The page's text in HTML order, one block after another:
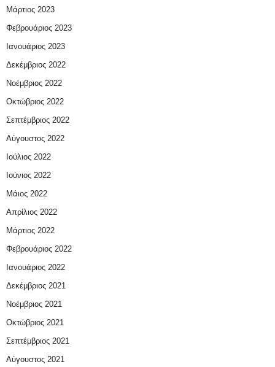
Μάρτιος 2023
Φεβρουάριος 2023
Ιανουάριος 2023
Δεκέμβριος 2022
Νοέμβριος 2022
Οκτώβριος 2022
Σεπτέμβριος 2022
Αύγουστος 2022
Ιούλιος 2022
Ιούνιος 2022
Μάιος 2022
Απρίλιος 2022
Μάρτιος 2022
Φεβρουάριος 2022
Ιανουάριος 2022
Δεκέμβριος 2021
Νοέμβριος 2021
Οκτώβριος 2021
Σεπτέμβριος 2021
Αύγουστος 2021